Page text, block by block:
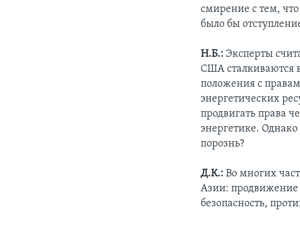
смирение с тем,
было бы
Н.Б.: Эксперты
США сталкиваются
положения с
энергетических
продвигать права
энергетике. Однако
порознь?
Д.К.:Во многих
Азии: продвижение
безопасность,